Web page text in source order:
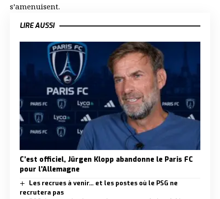
s’amenuisent.
LIRE AUSSI
C’est officiel, Jürgen Klopp abandonne le Paris FC
pour l’Allemagne
Les recrues à venir… et les postes où le PSG ne
recrutera pas